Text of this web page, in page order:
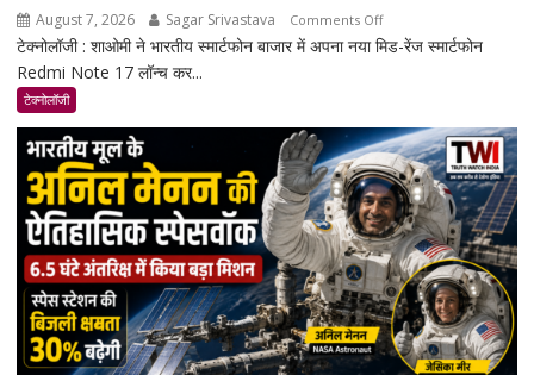
August 7, 2026 Sagar Srivastava Comments Offon
Redmi
भारत
में
लॉन्च:
8,000mAh
बैटरी,
120Hz
AMOLED
डिस्प्ले
और
Snapdragon
टेक्नोलॉजी : शाओमी ने भारतीय स्मार्टफोन बाजार में अपना नया मिड-रेंज स्मार्टफोन
Redmi Note 17 लॉन्च कर...
टेक्नोलॉजी